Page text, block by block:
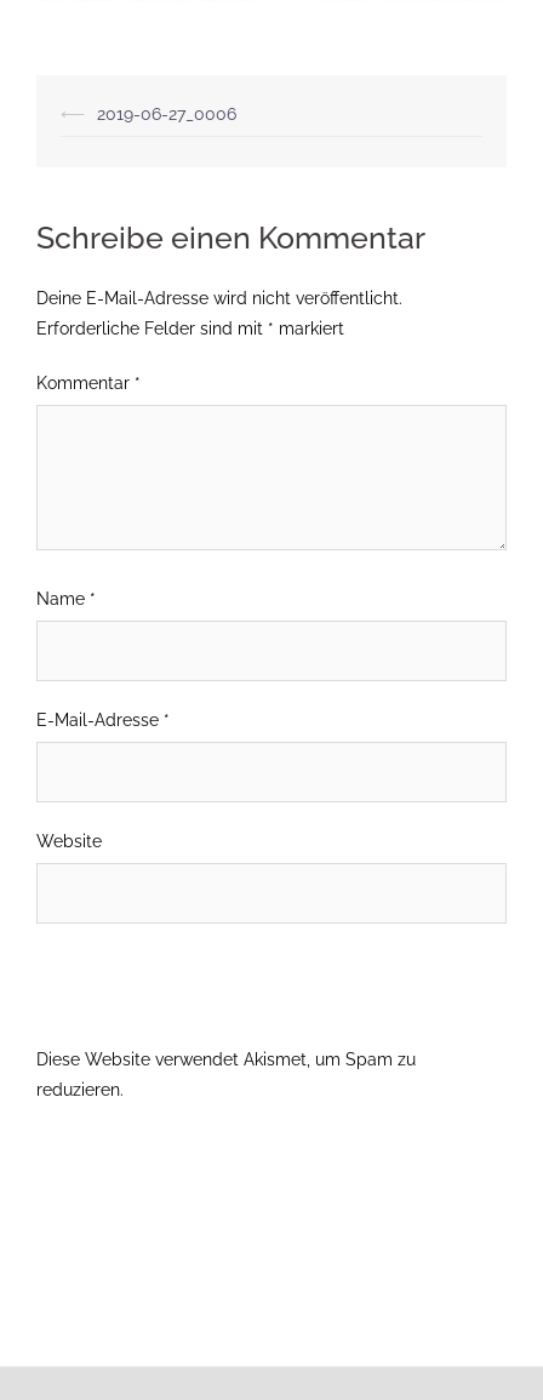
Beitragsnavigation
⟵ 2019-06-27_0006
Schreibe einen Kommentar
Deine E-Mail-Adresse wird nicht veröffentlicht.
Erforderliche Felder sind mit * markiert
Kommentar *
Name *
E-Mail-Adresse *
Website
Diese Website verwendet Akismet, um Spam zu
reduzieren.